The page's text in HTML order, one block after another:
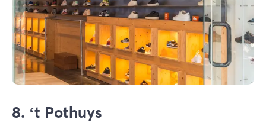
8. ‘t Pothuys